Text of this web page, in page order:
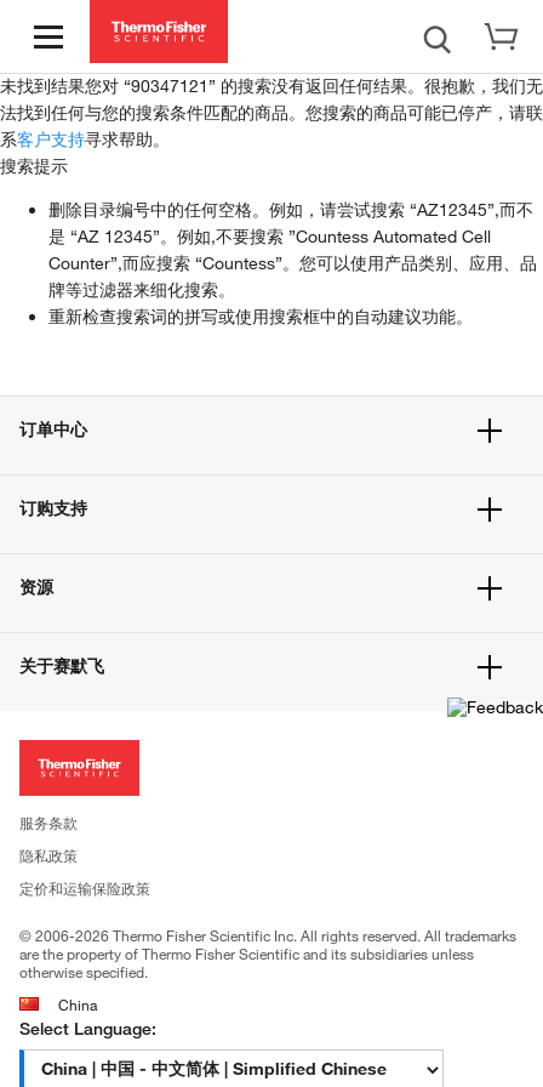
未找到结果您对 “90347121” 的搜索没有返回任何结果。 很抱歉，我们无
法找到任何与您的搜索条件匹配的商品。您搜索的商品可能已停产，请联
系客户支持寻求帮助。
搜索提示
删除目录编号中的任何空格。例如，请尝试搜索 “AZ12345”,而不
是 “AZ 12345”。例如,不要搜索 ”Countess Automated Cell
Counter”,而应搜索 “Countess”。您可以使用产品类别、应用、品
牌等过滤器来细化搜索。
重新检查搜索词的拼写或使用搜索框中的自动建议功能。
订单中心
大宗订制
订购支持
联系我们
隐私政策
资源
促销信息
关于赛默飞
新闻
社会责任
服务条款
隐私政策
定价和运输保险政策
© 2006-2026 Thermo Fisher Scientific Inc. All rights reserved. All trademarks
are the property of Thermo Fisher Scientific and its subsidiaries unless
otherwise specified.
China
Select Language: